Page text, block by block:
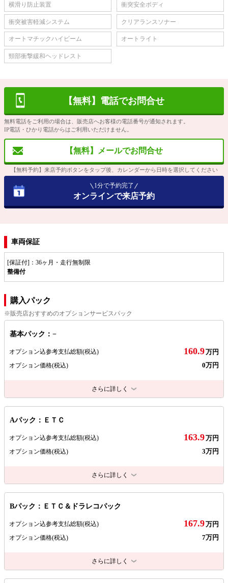
横滑り防止装置 衝突安全ボディ
衝突被害軽減システム クリアランスソナー
オートマチックハイビーム オートライト
頸部衝撃緩和ヘッドレスト
【無料】電話でお問合せ
無料電話をご利用の場合は、販売店へお客様の電話番号が通知されます。
IP電話・ひかり電話からはご利用いただけません。
【無料】メールでお問合せ
【無料予約】来店予約ボタンをタップ後、カレンダーから日時を選択してください
1分で予約完了
オンラインで来店予約
車両保証
[保証付]：36ヶ月・走行無制限
整備付
購入パック
※販売店おすすめのオプションサービスパック
基本パック：−
オプション込参考支払総額(税込) 160.9万円
オプション価格(税込) 0万円
さらに詳しく
Aパック：ＥＴＣ
オプション込参考支払総額(税込) 163.9万円
オプション価格(税込) 3万円
さらに詳しく
Bパック：ＥＴＣ＆ドラレコパック
オプション込参考支払総額(税込) 167.9万円
オプション価格(税込) 7万円
さらに詳しく